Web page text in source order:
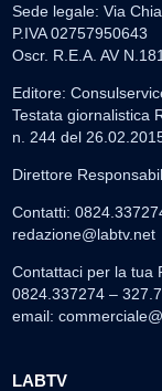
Sede legale: Via
P.IVA 02757950643
Oscr. R.E.A. AV
Editore:
Testata giornalistica
n. 244 del
Direttore
Contatti:
redazione@labtv.net
Contattaci per la tua
0824.337274 –
email:
LABTV